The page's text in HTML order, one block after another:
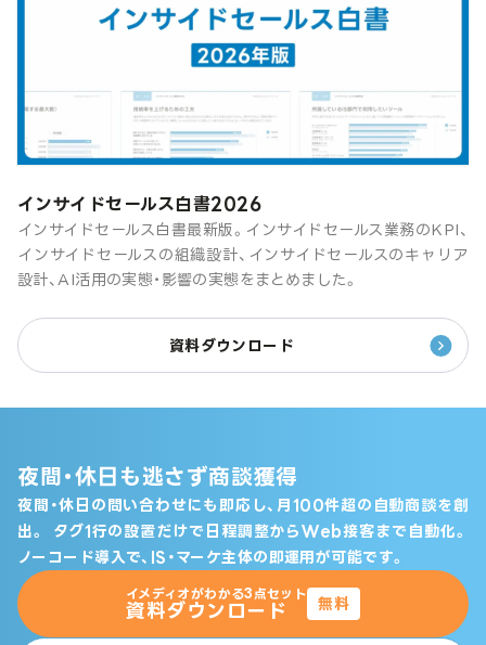
インサイドセールス白書2026
インサイドセールス白書最新版。インサイドセールス業務のKPI、
インサイドセールスの組織設計、インサイドセールスのキャリア
設計、AI活用の実態・影響の実態をまとめました。
資料ダウンロード
夜間・休日も逃さず商談獲得
夜間・休日の問い合わせにも即応し、月100件超の自動商談を創
出。
タグ1行の設置だけで日程調整からWeb接客まで自動化。
ノーコード導入で、IS・マーケ主体の即運用が可能です。
イメディオがわかる3点セット
資料ダウンロード 無料